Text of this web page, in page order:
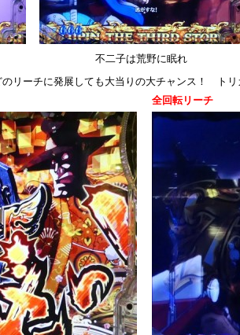
不二子は荒野に眠れ
リーチに発展しても大当りの大チャンス！ トリ
全回転リーチ